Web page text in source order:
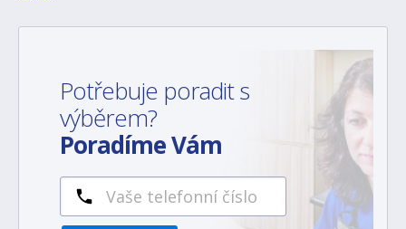
Potřebuje poradit s
výběrem?
Poradíme Vám